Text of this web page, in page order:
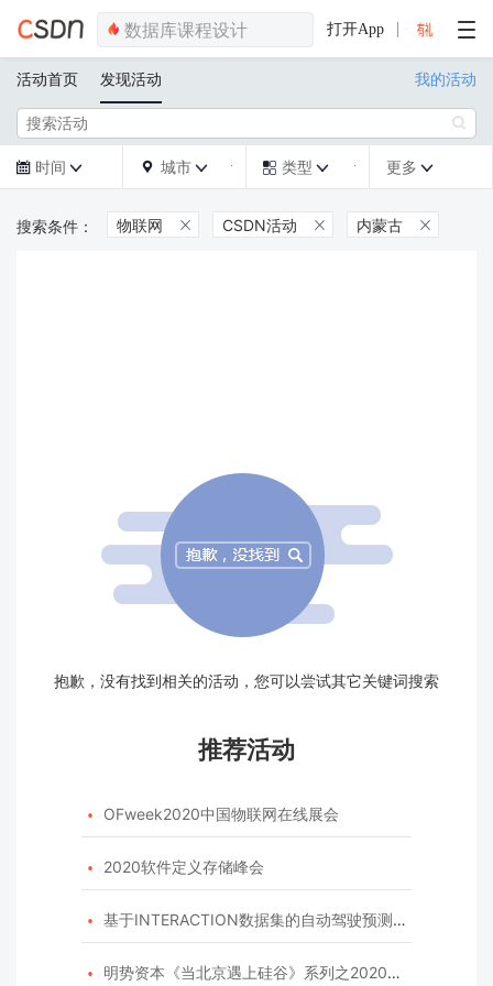
打开App
活动首页 发现活动 我的活动

 时间   城市   类型  更多 
物联网  CSDN活动  内蒙古 
抱歉，没有找到相关的活动，您可以尝试其它关键词搜索
推荐活动
 OFweek2020中国物联网在线展会
 2020软件定义存储峰会
 基于INTERACTION数据集的自动驾驶预测模型挑战赛
 明势资本《当北京遇上硅谷》系列之2020年度开源峰会